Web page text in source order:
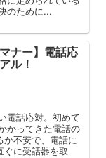
のために...
ナー】電話応
ル！
電話応対。初めて
かってきた電話の
不安で、電話に
に受話器を取